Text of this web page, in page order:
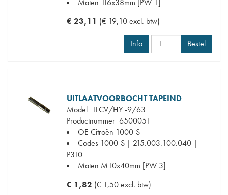
Maten 116x38mm [PW 1]
€ 23,11 (€ 19,10 excl. btw)
Info Bestel
UITLAATVOORBOCHT TAPEIND
Model 11CV/HY -9/63
Productnummer 6500051
OE Citroën 1000-S
Codes 1000-S | 215.003.100.040 |
P310
Maten M10x40mm [PW 3]
€ 1,82 (€ 1,50 excl. btw)